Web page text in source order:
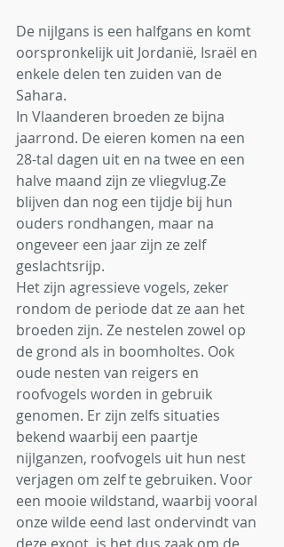
De nijlgans is een halfgans en komt
oorspronkelijk uit Jordanië, Israël en
enkele delen ten zuiden van de
Sahara.
In Vlaanderen broeden ze bijna
jaarrond. De eieren komen na een
28-tal dagen uit en na twee en een
halve maand zijn ze vliegvlug.Ze
blijven dan nog een tijdje bij hun
ouders rondhangen, maar na
ongeveer een jaar zijn ze zelf
geslachtsrijp.
Het zijn agressieve vogels, zeker
rondom de periode dat ze aan het
broeden zijn. Ze nestelen zowel op
de grond als in boomholtes. Ook
oude nesten van reigers en
roofvogels worden in gebruik
genomen. Er zijn zelfs situaties
bekend waarbij een paartje
nijlganzen, roofvogels uit hun nest
verjagen om zelf te gebruiken. Voor
een mooie wildstand, waarbij vooral
onze wilde eend last ondervindt van